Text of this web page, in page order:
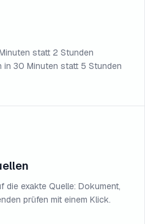
statt 2 Stunden
in 30 Minuten statt 5 Stunden
exakte Quelle: Dokument,
prüfen mit einem Klick.